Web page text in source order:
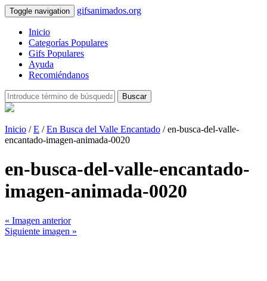
Toggle navigation gifsanimados.org
Inicio
Categorías Populares
Gifs Populares
Ayuda
Recomiéndanos
Buscar
Inicio /E /En Busca del Valle Encantado / en-busca-del-valle-
encantado-imagen-animada-0020
en-busca-del-valle-encantado-
imagen-animada-0020
« Imagen anterior
Siguiente imagen »